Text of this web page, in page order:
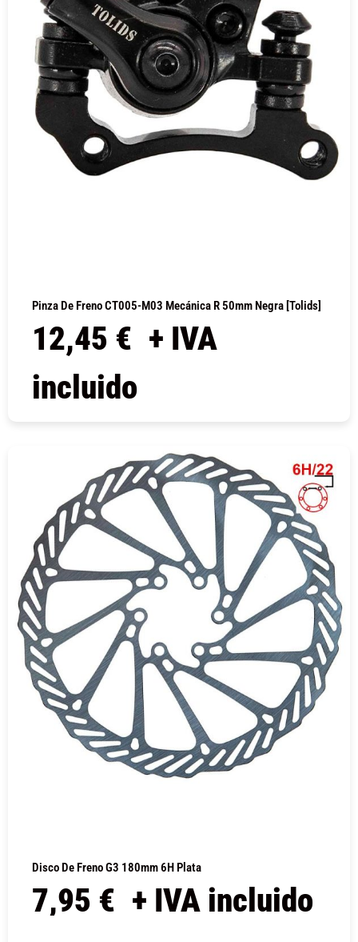
Pinza De Freno CT005-M03 Mecánica R 50mm Negra [Tolids]
12,45 € + IVA
incluido
Disco De Freno G3 180mm 6H Plata
7,95 € + IVA incluido